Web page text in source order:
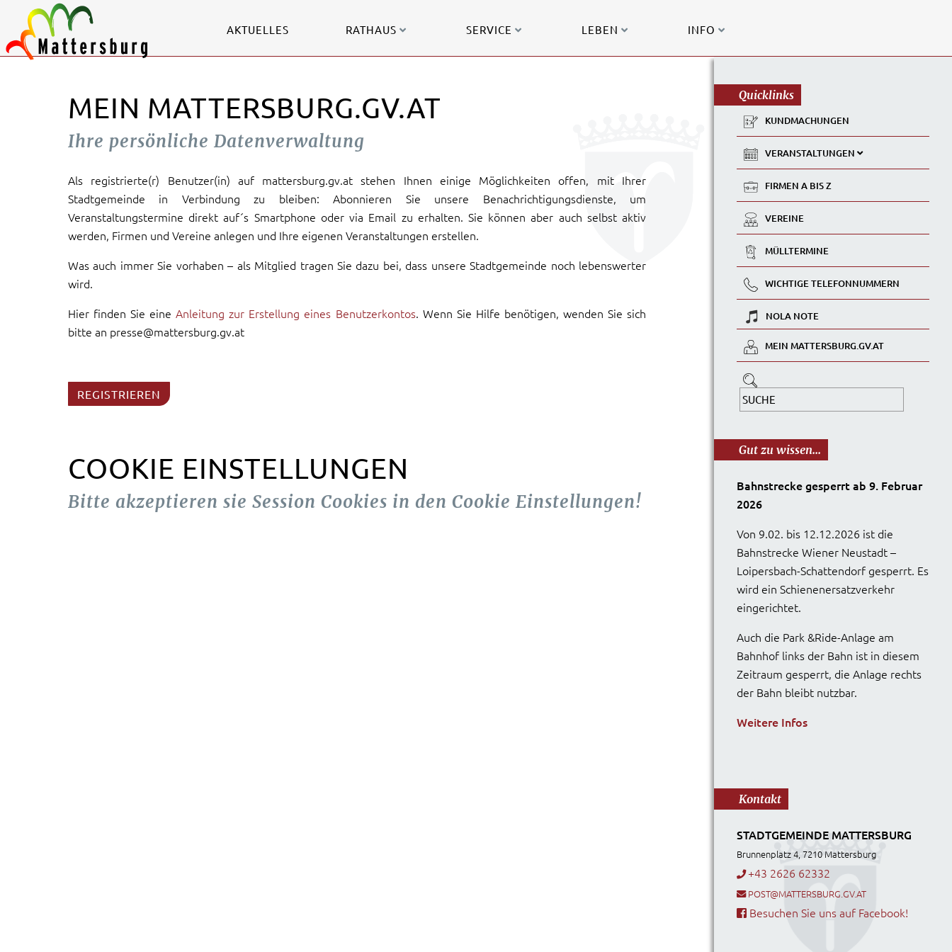
AKTUELLES RATHAUS SERVICE LEBEN INFO
MEIN MATTERSBURG.GV.AT
Ihre persönliche Datenverwaltung
Als registrierte(r) Benutzer(in) auf mattersburg.gv.at stehen Ihnen einige Möglichkeiten offen, mit Ihrer
Stadtgemeinde in Verbindung zu bleiben: Abonnieren Sie unsere Benachrichtigungsdienste, um
Veranstaltungstermine direkt auf´s Smartphone oder via Email zu erhalten. Sie können aber auch selbst aktiv
werden, Firmen und Vereine anlegen und Ihre eigenen Veranstaltungen erstellen.
Was auch immer Sie vorhaben – als Mitglied tragen Sie dazu bei, dass unsere Stadtgemeinde noch lebenswerter
wird.
Hier finden Sie eineAnleitung zur Erstellung eines Benutzerkontos. Wenn Sie Hilfe benötigen, wenden Sie sich
bitte an presse@mattersburg.gv.at
REGISTRIEREN
COOKIE EINSTELLUNGEN
Bitte akzeptieren sie Session Cookies in den Cookie Einstellungen!
Quicklinks
KUNDMACHUNGEN
VERANSTALTUNGEN
FIRMEN A BIS Z
VEREINE
MÜLLTERMINE
WICHTIGE TELEFONNUMMERN
NOLA NOTE
MEIN MATTERSBURG.GV.AT
Gut zu wissen...
Bahnstrecke gesperrt ab 9. Februar
2026
Von 9.02. bis 12.12.2026 ist die
Bahnstrecke Wiener Neustadt –
Loipersbach-Schattendorf gesperrt. Es
wird ein Schienenersatzverkehr
eingerichtet.
Auch die Park &Ride-Anlage am
Bahnhof links der Bahn ist in diesem
Zeitraum gesperrt, die Anlage rechts
der Bahn bleibt nutzbar.
Weitere Infos
Kontakt
STADTGEMEINDE MATTERSBURG
Brunnenplatz 4, 7210 Mattersburg
+43 2626 62332
POST@MATTERSBURG.GV.AT
Besuchen Sie uns auf Facebook!